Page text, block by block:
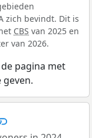
zich bevindt. Dit is
CBS van 2025 en
van 2026.
pagina met